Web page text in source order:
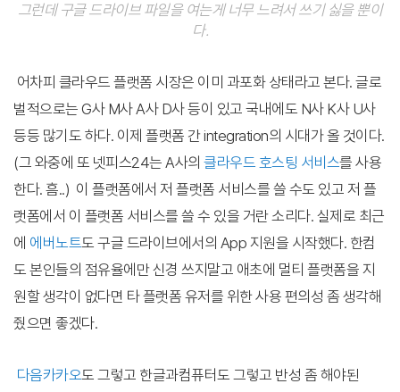
그런데 구글 드라이브 파일을 여는게 너무 느려서 쓰기 싫을 뿐이
다.
어차피 클라우드 플랫폼 시장은 이미 과포화 상태라고 본다. 글로
벌적으로는 G사 M사 A사 D사 등이 있고 국내에도 N사 K사 U사
등등 많기도 하다. 이제 플랫폼 간 integration의 시대가 올 것이다.
(그 와중에 또 넷피스24는 A사의 클라우드 호스팅 서비스를 사용
한다. 흠..) 이 플랫폼에서 저 플랫폼 서비스를 쓸 수도 있고 저 플
랫폼에서 이 플랫폼 서비스를 쓸 수 있을 거란 소리다. 실제로 최근
에 에버노트도 구글 드라이브에서의 App 지원을 시작했다. 한컴
도 본인들의 점유율에만 신경 쓰지말고 애초에 멀티 플랫폼을 지
원할 생각이 없다면 타 플랫폼 유저를 위한 사용 편의성 좀 생각해
줬으면 좋겠다.
다음카카오도 그렇고 한글과컴퓨터도 그렇고 반성 좀 해야된